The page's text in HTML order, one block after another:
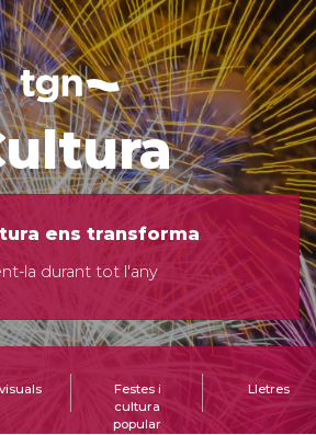
ens transforma
la durant tot l'any
Festes i
cultura
popular
Lletres